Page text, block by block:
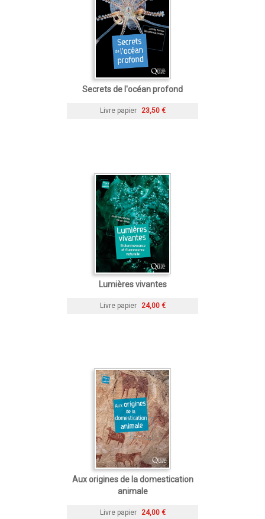
Secrets de l'océan profond
Livre papier 23,50 €
Lumières vivantes
Livre papier 24,00 €
Aux origines de la domestication
animale
Livre papier 24,00 €